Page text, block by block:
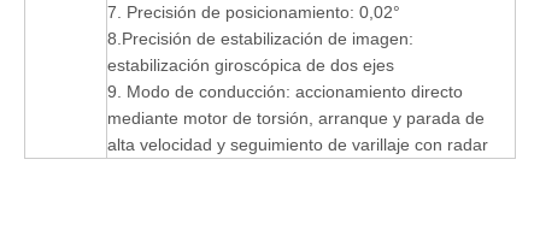
7. Precisión de posicionamiento: 0,02°
8.Precisión de estabilización de imagen:
estabilización giroscópica de dos ejes
9. Modo de conducción: accionamiento directo
mediante motor de torsión, arranque y parada de
alta velocidad y seguimiento de varillaje con radar